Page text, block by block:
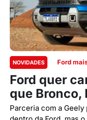
NOVIDADES Ford
Ford quer
que Bronco,
Parceria com a